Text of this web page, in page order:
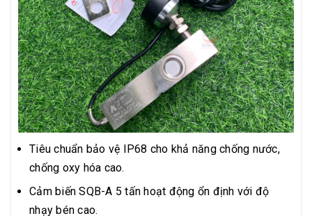
Tiêu chuẩn bảo vệ IP68 cho khả năng chống nước,
chống oxy hóa cao.
Cảm biến SQB-A 5 tấn hoạt động ổn định với độ
nhạy bén cao.